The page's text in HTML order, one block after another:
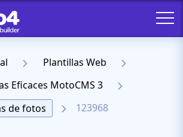
Plantillas Web
Eficaces MotoCMS 3
de fotos
123968